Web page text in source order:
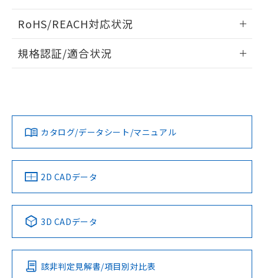
タイムチャート
A: 160mm以上、B: 120mm以上
以上、n: 80mm以上
検出物体の大きさと材質による影響
検出領域
ドすることができます。
ログイン/会員登録
ダウンロードデータをご利用いただく前に、以下を必ずお読
みください。
ソフトウェアの使用条件
RoHS/REACH対応状況
EU RoHS 注意事項・凡例
対応済み
中国 RoHS 注意事項・凡例
Pb Hg Cd Cr(VI)
O
規格認証/適合状況
LR型式承認
（イギリス
船舶規格）
DNV型式承認
（ノルウェー
BV型式承認
（フランス
KR型式
（韓国
No No No No
この製品の規格認証/適合状況ページへ
その他の認証はこちらのページからご検索ください
カタログ/データシート/マニュアル
2D CADデータ
3D CADデータ
該非判定見解書/項目別対比表